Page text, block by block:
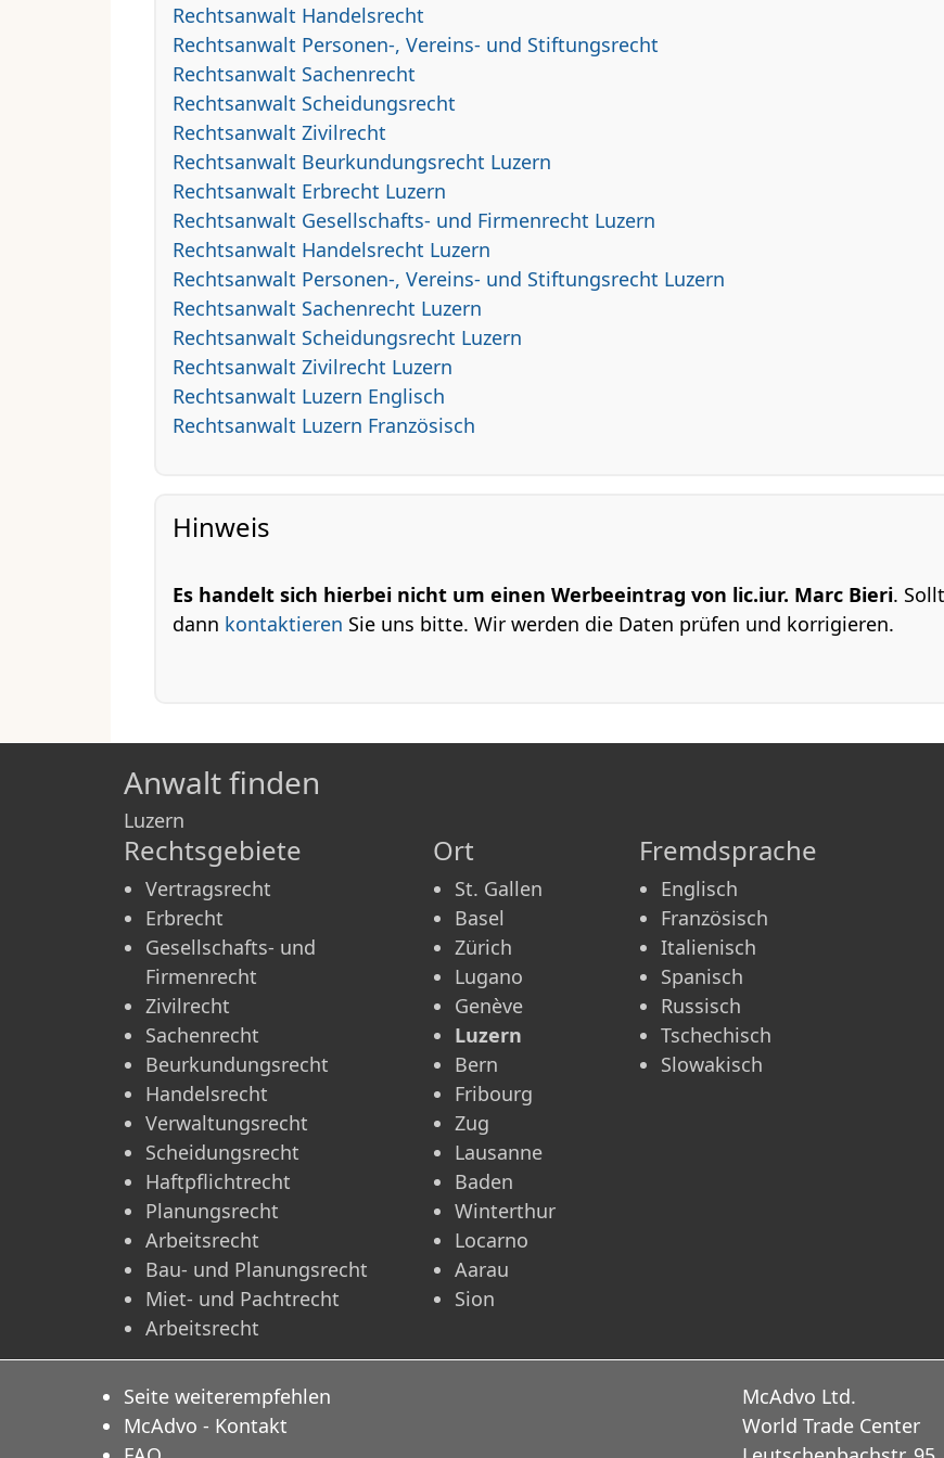
Rechtsanwalt Handelsrecht
Rechtsanwalt Personen-, Vereins- und Stiftungsrecht
Rechtsanwalt Sachenrecht
Rechtsanwalt Scheidungsrecht
Rechtsanwalt Zivilrecht
Rechtsanwalt Beurkundungsrecht Luzern
Rechtsanwalt Erbrecht Luzern
Rechtsanwalt Gesellschafts- und Firmenrecht Luzern
Rechtsanwalt Handelsrecht Luzern
Rechtsanwalt Personen-, Vereins- und Stiftungsrecht Luzern
Rechtsanwalt Sachenrecht Luzern
Rechtsanwalt Scheidungsrecht Luzern
Rechtsanwalt Zivilrecht Luzern
Rechtsanwalt Luzern Englisch
Rechtsanwalt Luzern Französisch
Hinweis
Es handelt sich hierbei nicht um einen Werbeeintrag von lic.iur. Marc Bieri.
dann kontaktieren Sie uns bitte. Wir werden die Daten prüfen und korrigieren.
Anwalt finden
Luzern
Rechtsgebiete
Vertragsrecht
Erbrecht
Gesellschafts- und
Firmenrecht
Zivilrecht
Sachenrecht
Beurkundungsrecht
Handelsrecht
Verwaltungsrecht
Scheidungsrecht
Haftpflichtrecht
Planungsrecht
Arbeitsrecht
Bau- und Planungsrecht
Miet- und Pachtrecht
Arbeitsrecht
Ort
St. Gallen
Basel
Zürich
Lugano
Genève
Luzern
Bern
Fribourg
Zug
Lausanne
Baden
Winterthur
Locarno
Aarau
Sion
Fremdsprache
Englisch
Französisch
Italienisch
Spanisch
Russisch
Tschechisch
Slowakisch
Seite weiterempfehlen
McAdvo - Kontakt
McAdvo Ltd.
World Trade Center